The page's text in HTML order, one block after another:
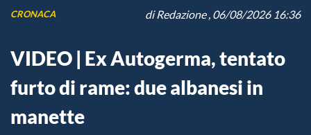
CRONACA diRedazione, 06/08/2026 16:36
VIDEO | Ex Autogerma, tentato
furto di rame: due albanesi in
manette